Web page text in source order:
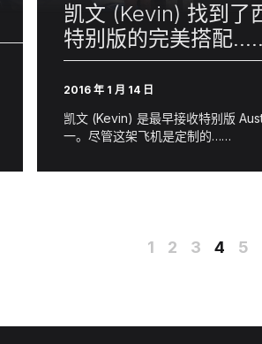
凯文 (Kevin) 找到了
特别版的完美搭配
2016 年 1 月 14 日
凯文 (Kevin) 是最早接收特别版
一。尽管这架飞机是定制的……
1 2 3 4 5